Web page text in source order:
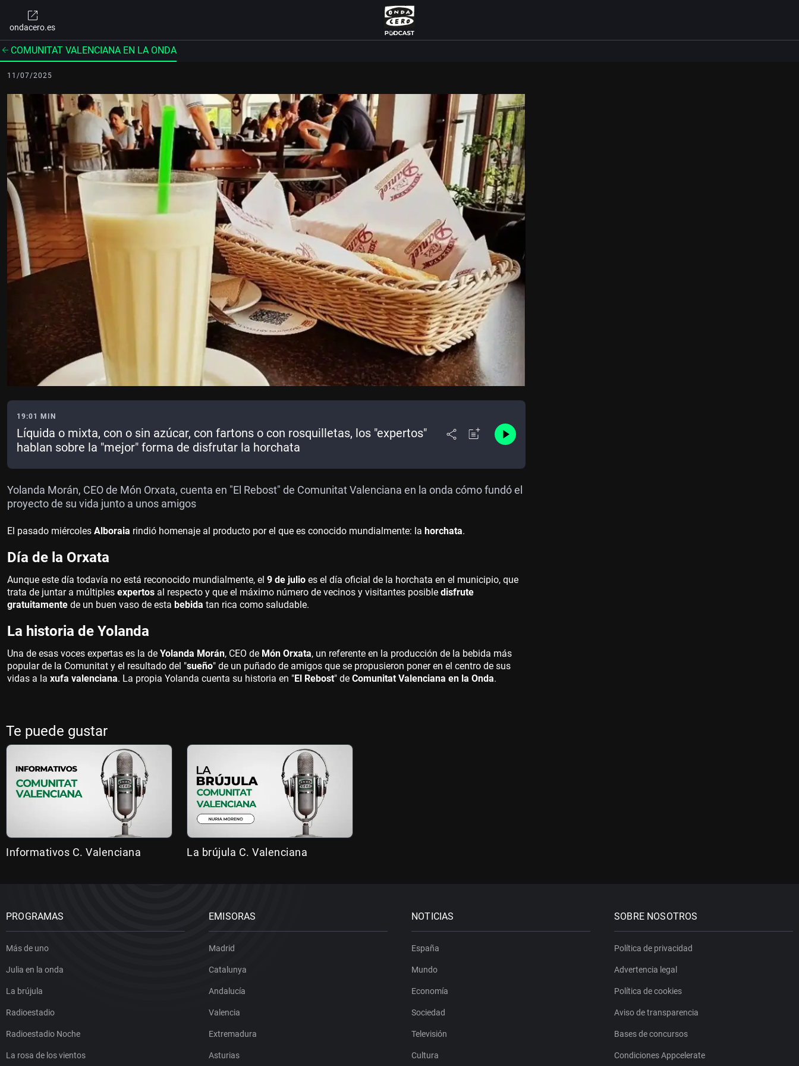
ondacero.es
COMUNITAT VALENCIANA EN LA ONDA
11/07/2025
19:01 MIN
Líquida o mixta, con o sin azúcar, con fartons o con rosquilletas, los "expertos"
hablan sobre la "mejor" forma de disfrutar la horchata
Yolanda Morán, CEO de Món Orxata, cuenta en "El Rebost" de Comunitat Valenciana en la onda cómo fundó el
proyecto de su vida junto a unos amigos
El pasado miércoles Alboraia rindió homenaje al producto por el que es conocido mundialmente: la horchata.
Día de la Orxata
Aunque este día todavía no está reconocido mundialmente, el 9 de julio es el día oficial de la horchata en el municipio, que
trata de juntar a múltiples expertos al respecto y que el máximo número de vecinos y visitantes posible disfrute
gratuitamente de un buen vaso de esta bebida tan rica como saludable.
La historia de Yolanda
Una de esas voces expertas es la de Yolanda Morán, CEO de Món Orxata, un referente en la producción de la bebida más
popular de la Comunitat y el resultado del "sueño" de un puñado de amigos que se propusieron poner en el centro de sus
vidas a la xufa valenciana. La propia Yolanda cuenta su historia en "El Rebost" de Comunitat Valenciana en la Onda.
Te puede gustar
Informativos C. Valenciana La brújula C. Valenciana
PROGRAMAS
Más de uno
Julia en la onda
La brújula
Radioestadio
Radioestadio Noche
La rosa de los vientos
EMISORAS
Madrid
Catalunya
Andalucía
Valencia
Extremadura
Asturias
NOTICIAS
España
Mundo
Economía
Sociedad
Televisión
Cultura
SOBRE NOSOTROS
Política de privacidad
Advertencia legal
Política de cookies
Aviso de transparencia
Bases de concursos
Condiciones Appcelerate